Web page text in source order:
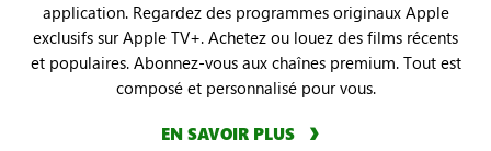
application. Regardez des programmes originaux Apple
exclusifs sur Apple TV+. Achetez ou louez des films récents
et populaires. Abonnez-vous aux chaînes premium. Tout est
composé et personnalisé pour vous.
EN SAVOIR PLUS